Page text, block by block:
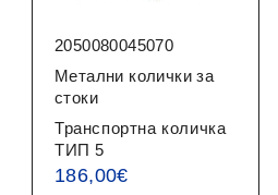
2050080045070
Метални колички за
стоки
Транспортна количка
ТИП 5
186,00€